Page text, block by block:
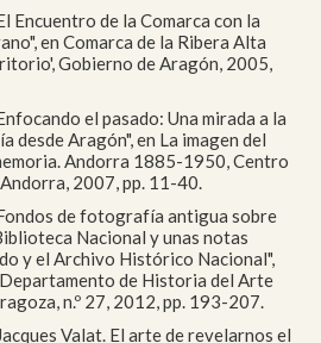
Encuentro de la Comarca con la
en Comarca de la Ribera Alta
Gobierno de Aragón, 2005,
el pasado: Una mirada a la
desde Aragón", en La imagen del
Andorra 1885-1950, Centro
2007, pp. 11-40.
de fotografía antigua sobre
Nacional y unas notas
y el Archivo Histórico Nacional",
de Historia del Arte
n.º 27, 2012, pp. 193-207.
Valat. El arte de revelarnos el